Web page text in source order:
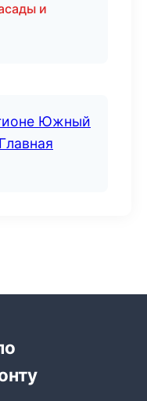
и
Южный
Главная